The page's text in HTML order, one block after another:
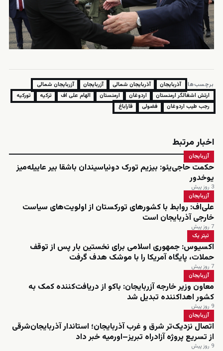
برچسب‌ها: آذربایجان آذربایجان شمالی آزربایجان
آزربایجان شمالی
ارتش اشغالگر ارمنستان
اردوغان ارمنستان الهام علی اف ترکیه
تورکیه
رجب طيب اردوغان
فضولی قاراباغ
اخبار مرتبط
آزربایجان
حکمت حاجی‌یئو: بیزیم تورک دونیاسیندان باشقا بیر عاییله‌میز
یوخدور
3 روز پیش
آزربایجان
علی‌اف: روابط با کشورهای تورکستان از اولویت‌های سیاست
خارجی آذربایجان است
7 روز پیش
تیتر یک
اکسیوس: جمهوری اسلامی برای نخستین بار پس از توقف
حملات، پایگاه آمریکا را با موشک هدف گرفت
7 روز پیش
آزربایجان
معاون وزیر خارجه آزربایجان: باکو از دریافت‌کننده کمک به
کشور اهداکننده تبدیل شد
9 روز پیش
آزربایجان
اتصال نزدیک‌تر شرق و غرب آذربایجان؛ استاندار آذربایجان‌شرقی
از تسریع پروژه آزادراه تبریز–اورمیه خبر داد
9 روز پیش